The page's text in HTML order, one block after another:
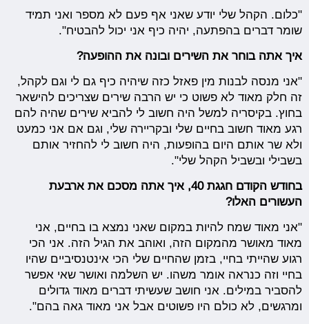
"כלום. הקהל שלי יודע שאני אף פעם לא מספר ואני תמיד
שומר דברים בהפתעה, יהיה כיף אני יכול להבטיח".
איך אתה בוחר את השירים ובונה את ההופעה?
"אני מנסה לבנות מין פאזל כזה שיהיה כיף גם לי וגם לקהל,
זה חלק מאוד לא פשוט כי יש הרבה שירים שצריכים להישאר
בחוץ. בקיסריה למשל היה חשוב לי להביא שירים שהיה להם
רגע מאוד חשוב בחיים שלי ובקריירה שלי, וגם אם אני כמעט
ולא שר אותם היום בהופעות, היה חשוב לי להחזיר אותם
בשבילי ובשביל הקהל שלי".
בחודש הקודם חגגת 40, איך אתה מסכם את ארבעת
העשורים האלו?
"אני מאוד שמח להיות במקום שאני נמצא בו בחיים, אני
מאוד מאושר מהמקום הזה, ואוהב את הגיל הזה. אני הכי
רגוע שהייתי בחיי, בזמן שהחיים שלי הכי אינטנסיביים שהיו
בחיי וזה כנראה אומר משהו. יש השלמה ואושר שאי אפשר
להסביר במילים. אני חושב שעשיתי דברים מאוד גדולים
ומרגשים, לא כולם היו פשוטים אבל אני מאוד גאה בהם".